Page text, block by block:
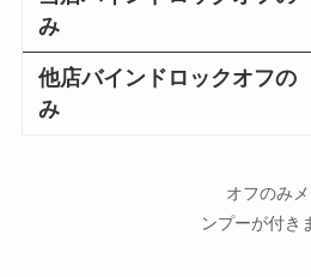
み
他店バインドロックオフの
み
オフのみメニューに
ンプーが付き